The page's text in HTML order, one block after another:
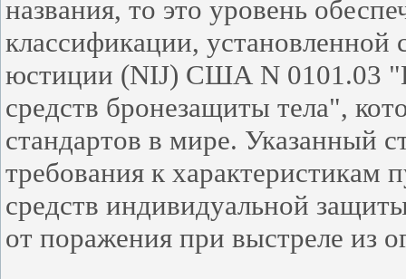
названия, то это уровень
классификации, установленной
юстиции (NIJ) США N 0101.03
средств бронезащиты тела",
стандартов в мире. Указанный
требования к характеристикам
средств индивидуальной
от поражения при выстреле из